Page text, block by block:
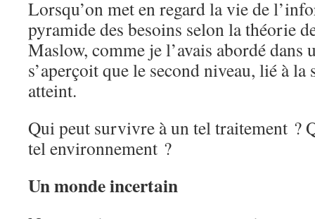
Lorsqu’on met en regard la vie de
pyramide des besoins selon la théorie
Maslow, comme je l’avais abordé dans
s’aperçoit que le second niveau, lié à la
atteint.
Qui peut survivre à un tel traitement ?
tel environnement ?
Un monde incertain